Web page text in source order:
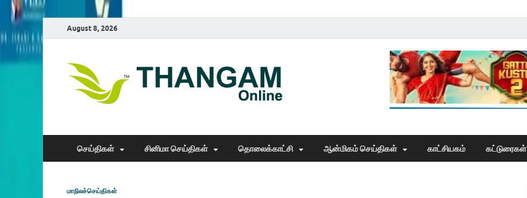
August 8, 2026
Thangam Online
செய்திகள் சினிமா செய்திகள் தொலைக்காட்சி ஆன்மிகம் செய்திகள் காட்சியகம் கட்டுரைகள்
மாநிலச்செய்திகள்